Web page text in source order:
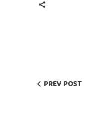
PREV POST